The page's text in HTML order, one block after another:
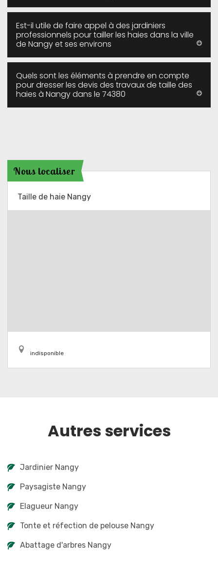
Est-il utile de faire appel à des jardiniers
professionnels pour tailler les haies dans la ville
de Nangy et ses environs
Quels sont les éléments à prendre en compte
pour dresser les devis des travaux de taille des
haies à Nangy dans le 74380
Nous localiser
Taille de haie Nangy
indisponible
Autres services
Jardinier Nangy
Paysagiste Nangy
Elagueur Nangy
Tonte et réfection de pelouse Nangy
Abattage d'arbres Nangy